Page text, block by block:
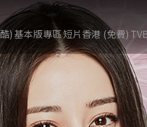
)基本版專區短片香港 (免費)